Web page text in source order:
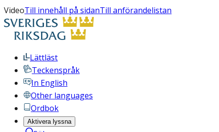
VideoTill innehåll på sidanTill anförandelistan
Lättläst
Teckenspråk
In English
Other languages
Ordbok
Aktivera lyssna